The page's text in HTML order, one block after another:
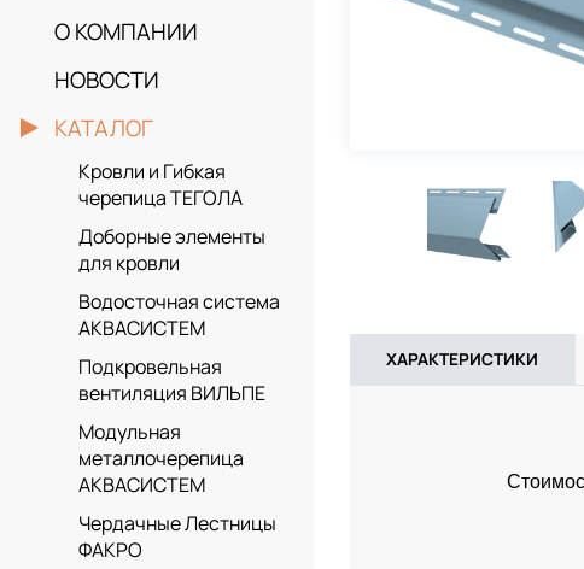
О КОМПАНИИ
НОВОСТИ
КАТАЛОГ
Кровли и Гибкая
черепица ТЕГОЛА
Доборные элементы
для кровли
Водосточная система
АКВАСИСТЕМ
Подкровельная
вентиляция ВИЛЬПЕ
Модульная
металлочерепица
АКВАСИСТЕМ
Чердачные Лестницы
ФАКРО
ХАРАКТЕРИСТИКИ